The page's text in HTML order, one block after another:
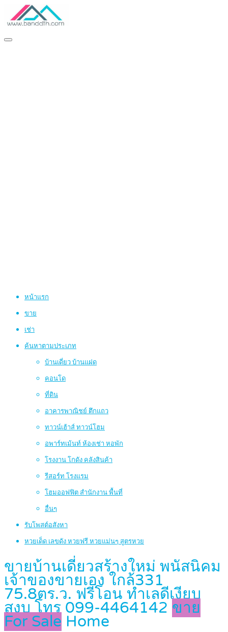
หน้าแรก
ขาย
เช่า
ค้นหาตามประเภท
บ้านเดี่ยว บ้านแฝด
คอนโด
ที่ดิน
อาคารพาณิชย์ ตึกแถว
ทาวน์เฮ้าส์ ทาวน์โฮม
อพาร์ทเม้นท์ ห้องเช่า หอพัก
โรงงาน โกดัง คลังสินค้า
รีสอร์ท โรงแรม
โฮมออฟฟิต สำนักงาน พื้นที่
อื่นๆ
รับโพสต์อสังหา
หวยเด็ด เลขดัง หวยฟรี หวยแม่นๆ สูตรหวย
ขายบ้านเดี่ยวสร้างใหม่ พนัสนิคม
เจ้าของขายเอง ใกล้331
75.8ตร.ว. ฟรีโอน ทำเลดีเงียบ
สงบ โทร 099-4464142 ขาย
For Sale Home